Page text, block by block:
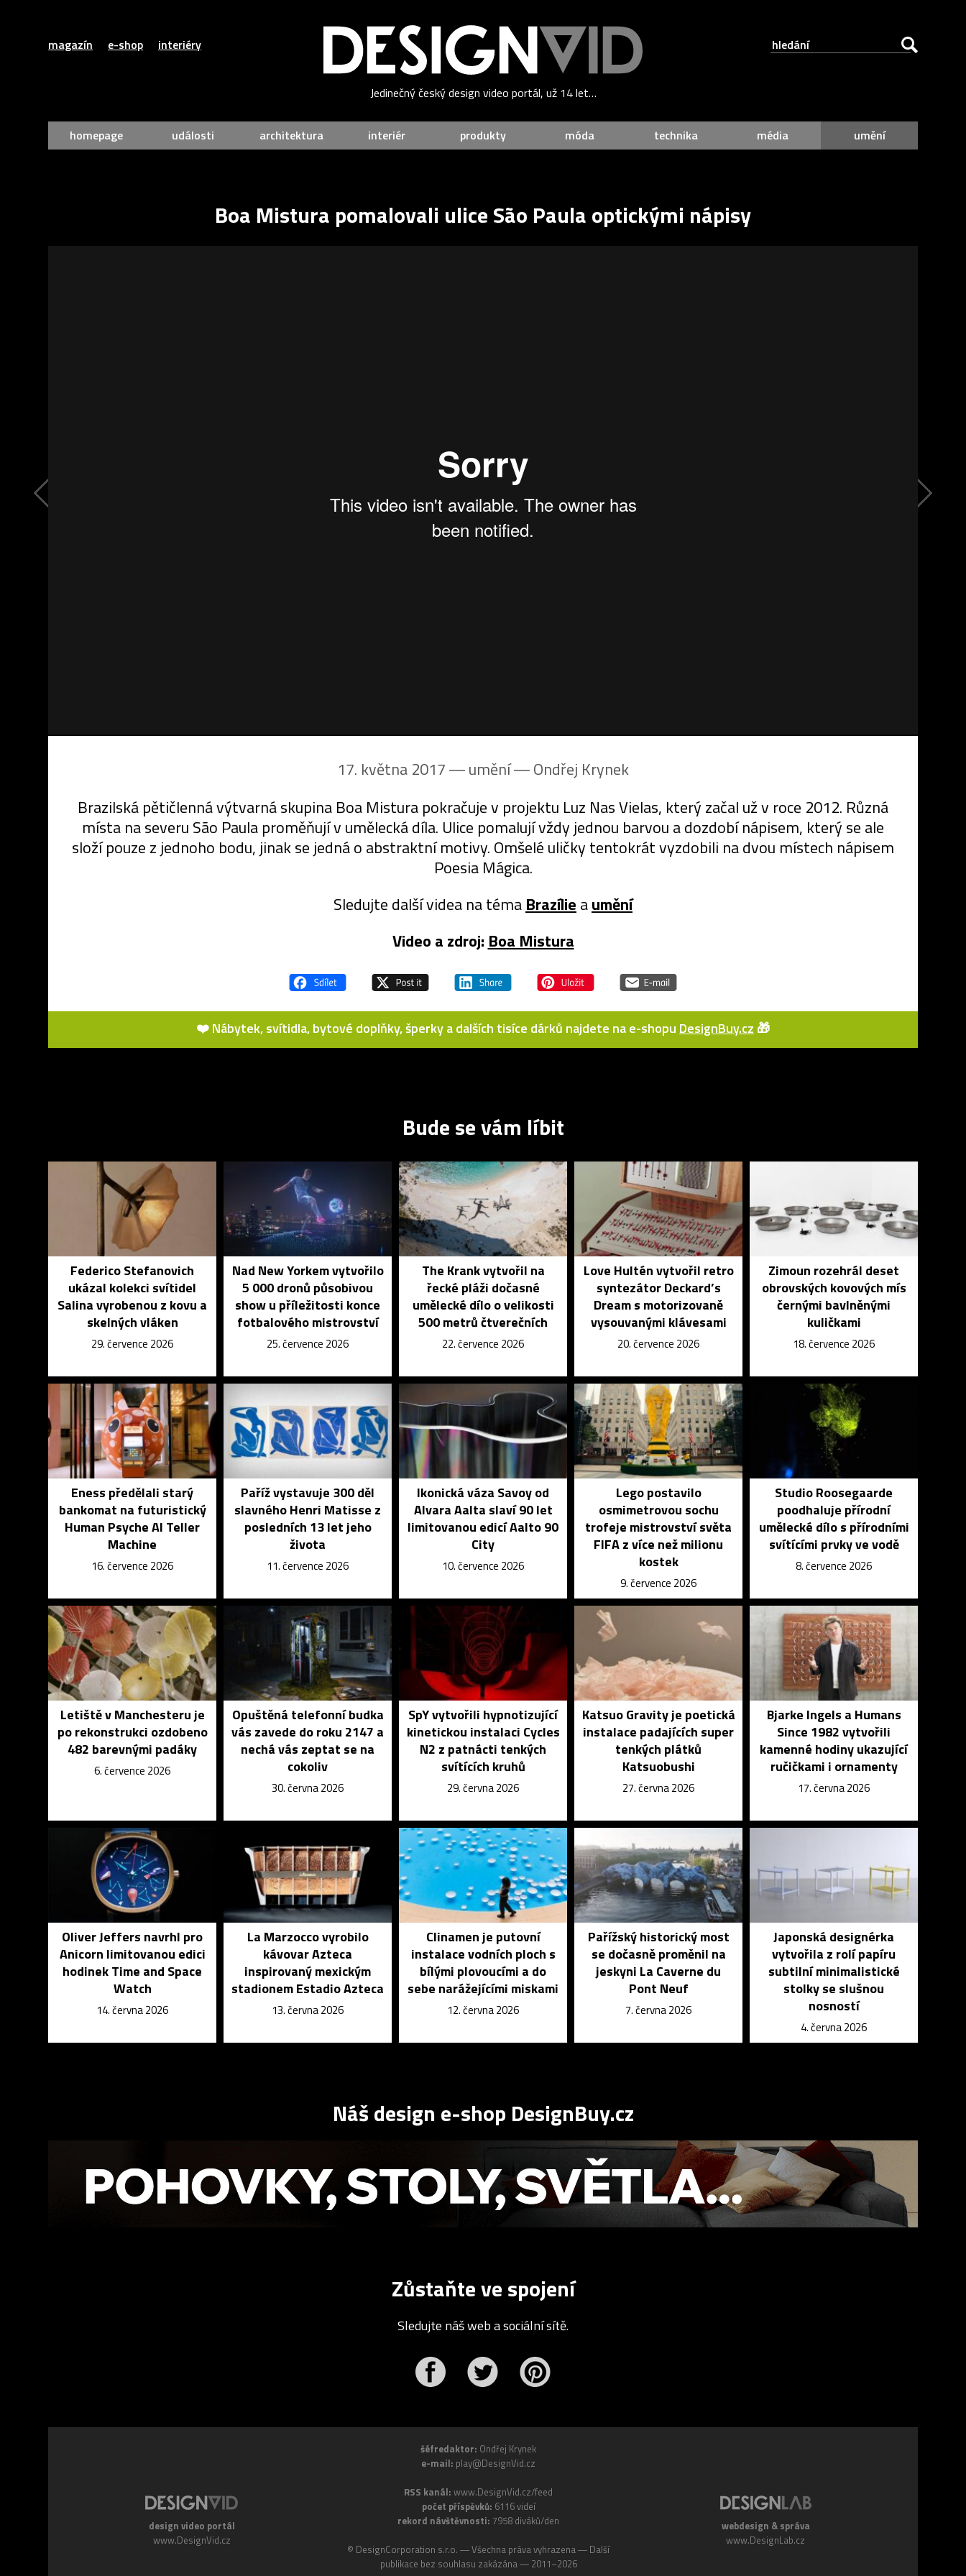
magazín e-shop interiéry
Jedinečný český design video portál, už 14 let…
homepage události architektura interiér produkty móda technika média umění
Boa Mistura pomalovali ulice São Paula optickými nápisy
17. května 2017 ― umění ―Ondřej Krynek
Brazilská pětičlenná výtvarná skupina Boa Mistura pokračuje v projektu Luz Nas Vielas, který začal už v roce 2012. Různá
místa na severu São Paula proměňují v umělecká díla. Ulice pomalují vždy jednou barvou a dozdobí nápisem, který se ale
složí pouze z jednoho bodu, jinak se jedná o abstraktní motivy. Omšelé uličky tentokrát vyzdobili na dvou místech nápisem
Poesia Mágica.
Sledujte další videa na téma Brazílie aumění
Video a zdroj: Boa Mistura
❤️ Nábytek, svítidla, bytové doplňky, šperky a dalších tisíce dárků najdete na e-shopu DesignBuy.cz 🎁
Bude se vám líbit
Federico Stefanovich
ukázal kolekci svítidel
Salina vyrobenou z kovu a
skelných vláken
29. července 2026
Nad New Yorkem vytvořilo
5 000 dronů působivou
show u příležitosti konce
fotbalového mistrovství
25. července 2026
The Krank vytvořil na
řecké pláži dočasné
umělecké dílo o velikosti
500 metrů čtverečních
22. července 2026
Love Hultén vytvořil retro
syntezátor Deckard’s
Dream s motorizovaně
vysouvanými klávesami
20. července 2026
Zimoun rozehrál deset
obrovských kovových mís
černými bavlněnými
kuličkami
18. července 2026
Eness předělali starý
bankomat na futuristický
Human Psyche AI Teller
Machine
16. července 2026
Paříž vystavuje 300 děl
slavného Henri Matisse z
posledních 13 let jeho
života
11. července 2026
Ikonická váza Savoy od
Alvara Aalta slaví 90 let
limitovanou edicí Aalto 90
City
10. července 2026
Lego postavilo
osmimetrovou sochu
trofeje mistrovství světa
FIFA z více než milionu
kostek
9. července 2026
Studio Roosegaarde
poodhaluje přírodní
umělecké dílo s přírodními
svítícími prvky ve vodě
8. července 2026
Letiště v Manchesteru je
po rekonstrukci ozdobeno
482 barevnými padáky
6. července 2026
Opuštěná telefonní budka
vás zavede do roku 2147 a
nechá vás zeptat se na
cokoliv
30. června 2026
SpY vytvořili hypnotizující
kinetickou instalaci Cycles
N2 z patnácti tenkých
svítících kruhů
29. června 2026
Katsuo Gravity je poetická
instalace padajících super
tenkých plátků
Katsuobushi
27. června 2026
Bjarke Ingels a Humans
Since 1982 vytvořili
kamenné hodiny ukazující
ručičkami i ornamenty
17. června 2026
Oliver Jeffers navrhl pro
Anicorn limitovanou edici
hodinek Time and Space
Watch
14. června 2026
La Marzocco vyrobilo
kávovar Azteca
inspirovaný mexickým
stadionem Estadio Azteca
13. června 2026
Clinamen je putovní
instalace vodních ploch s
bílými plovoucími a do
sebe narážejícími miskami
12. června 2026
Pařížský historický most
se dočasně proměnil na
jeskyni La Caverne du
Pont Neuf
7. června 2026
Japonská designérka
vytvořila z rolí papíru
subtilní minimalistické
stolky se slušnou
nosností
4. června 2026
Náš design e-shop DesignBuy.cz
Zůstaňte ve spojení
Sledujte náš web a sociální sítě.
design video portál
www.DesignVid.cz
šéfredaktor: Ondřej Krynek
e-mail: play@DesignVid.cz
RSS kanál: www.DesignVid.cz/feed
počet příspěvků: 6116 videí
rekord návštěvnosti: 7958 diváků/den
© DesignCorporation s.r.o. ― Všechna práva vyhrazena ― Další
publikace bez souhlasu zakázána ― 2011–2026
webdesign & správa
www.DesignLab.cz